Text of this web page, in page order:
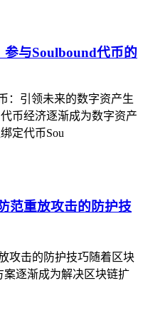
与Soulbound代币的
：引领未来的数字资产生
币经济逐渐成为数字资产
定代币Sou
范重放攻击的防护技
攻击的防护技巧随着区块
案逐渐成为解决区块链扩